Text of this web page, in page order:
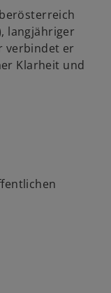
langjähriger
verbindet er
Klarheit und